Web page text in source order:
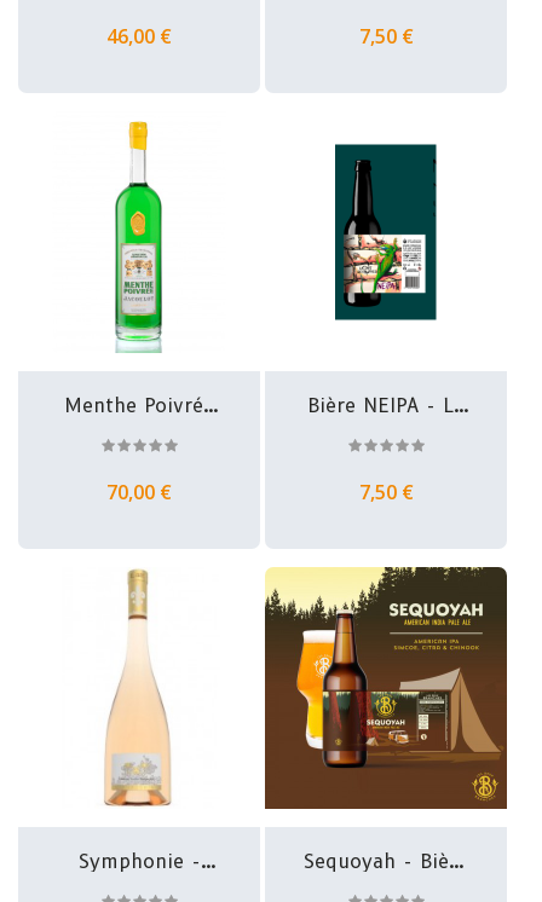
46,00 € 7,50 €
Menthe Poivrée
70,00 €
Bière NEIPA - La
7,50 €
Symphonie -
Sequoyah - Bière